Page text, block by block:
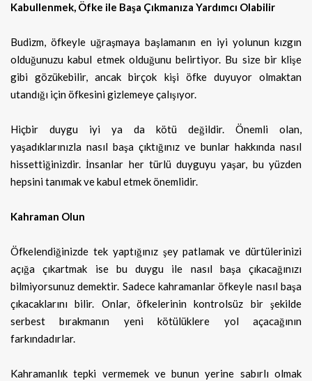
Kabullenmek, Öfke ile Başa Çıkmanıza Yardımcı Olabilir
Budizm, öfkeyle uğraşmaya başlamanın en iyi yolunun kızgın
olduğunuzu kabul etmek olduğunu belirtiyor. Bu size bir klişe
gibi gözükebilir, ancak birçok kişi öfke duyuyor olmaktan
utandığı için öfkesini gizlemeye çalışıyor.
Hiçbir duygu iyi ya da kötü değildir. Önemli olan,
yaşadıklarınızla nasıl başa çıktığınız ve bunlar hakkında nasıl
hissettiğinizdir. İnsanlar her türlü duyguyu yaşar, bu yüzden
hepsini tanımak ve kabul etmek önemlidir.
Kahraman Olun
Öfkelendiğinizde tek yaptığınız şey patlamak ve dürtülerinizi
açığa çıkartmak ise bu duygu ile nasıl başa çıkacağınızı
bilmiyorsunuz demektir. Sadece kahramanlar öfkeyle nasıl başa
çıkacaklarını bilir. Onlar, öfkelerinin kontrolsüz bir şekilde
serbest bırakmanın yeni kötülüklere yol açacağının
farkındadırlar.
Kahramanlık tepki vermemek ve bunun yerine sabırlı olmak